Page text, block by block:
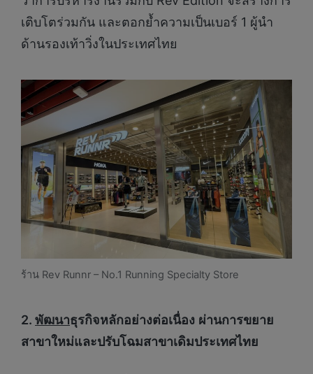
เติบโตร่วมกัน และตอกย้ำความเป็นเบอร์ 1 ผู้นำ
ด้านรองเท้าวิ่งในประเทศไทย
ร้าน Rev Runnr – No.1 Running Specialty Store
2. พัฒนาธุรกิจหลักอย่างต่อเนื่อง ผ่านการขยาย
สาขาใหม่และปรับโฉมสาขาเดิมประเทศไทย